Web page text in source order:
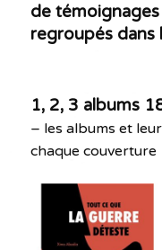
de
regroupés dans
1, 2, 3 albums
– les albums et
chaque couverture